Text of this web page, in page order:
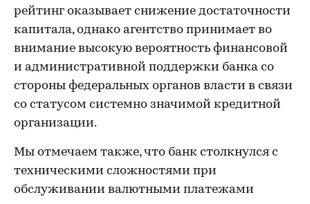
рейтинг оказывает снижение достаточности
капитала, однако агентство принимает во
внимание высокую вероятность финансовой
и административной поддержки банка со
стороны федеральных органов власти в связи
со статусом системно значимой кредитной
организации.
Мы отмечаем также, что банк столкнулся с
техническими сложностями при
обслуживании валютными платежами